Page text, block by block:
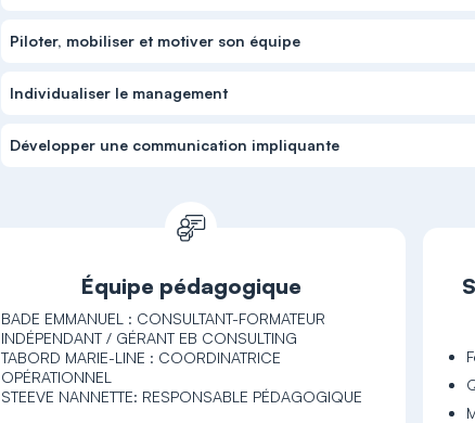
Piloter, mobiliser et motiver son équipe
Individualiser le management
Développer une communication impliquante
Équipe pédagogique
BADE EMMANUEL : CONSULTANT-FORMATEUR
INDÉPENDANT / GÉRANT EB CONSULTING
TABORD MARIE-LINE : COORDINATRICE
OPÉRATIONNEL
STEEVE NANNETTE: RESPONSABLE PÉDAGOGIQUE